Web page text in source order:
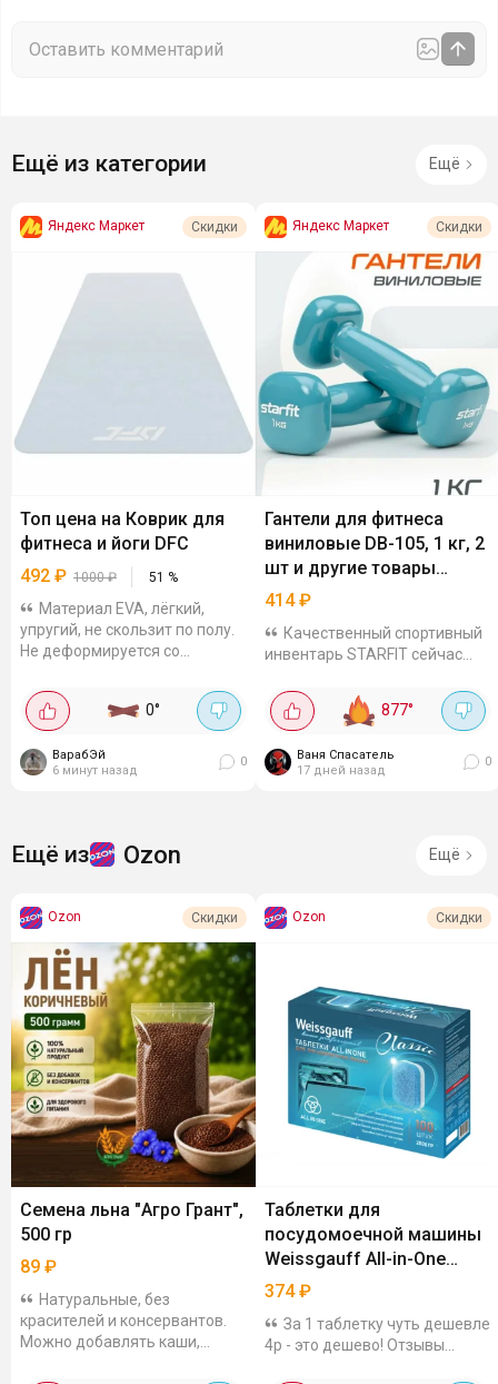
Ещё из категории Ещё
Яндекс Маркет Скидки
Топ цена на Коврик для
фитнеса и йоги DFC
492 ₽ 1000₽ 51 %
Материал EVA, лёгкий,
упругий, не скользит по полу.
Не деформируется со
устойчивость при выполнении
асан и упражнений на баланс.
Толщина 4 мм...
0°
ВарабЭй
6 минут назад
0
Яндекс Маркет Скидки
Гантели для фитнеса
виниловые DB-105, 1 кг, 2
шт и другие товары
STARFIT
414₽
Качественный спортивный
инвентарь STARFIT сейчас
ценам. Набор гантелей DB-105
1 кг, голубой, 2 шт по цене
гантели весом по 1...
877°
Ваня Спасатель
17 дней назад
0
Ещё из Ozon Ещё
Ozon Скидки
Семена льна "Агро Грант",
500 гр
89 ₽
Натуральные, без
красителей и консервантов.
Можно добавлять каши,
Ozon Скидки
Таблетки для
посудомоечной машины
Weissgauff All-in-One
Classic, 100 шт
374₽
За 1 таблетку чуть дешевле
4р - это дешево! Отзывы